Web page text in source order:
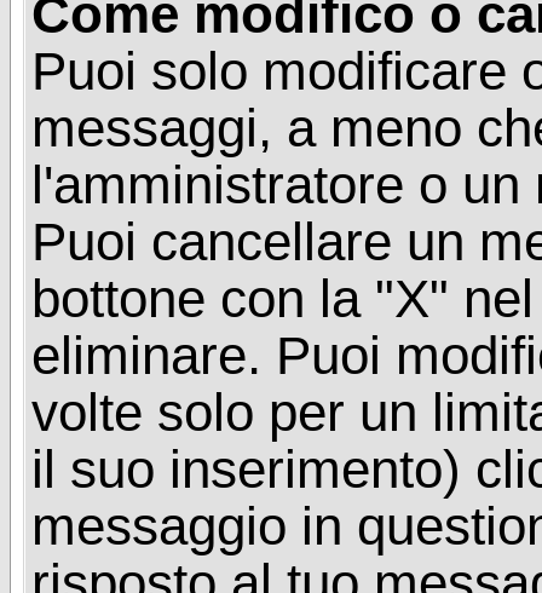
Come modifico o
Puoi solo modificare
messaggi, a meno
l'amministratore o
Puoi cancellare un
bottone con la "X"
eliminare. Puoi
volte solo per un
il suo inserimento)
messaggio in